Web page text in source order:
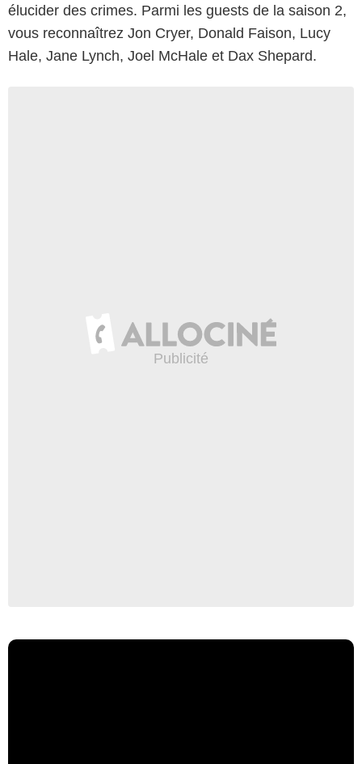
élucider des crimes. Parmi les guests de la saison 2,
vous reconnaîtrez Jon Cryer, Donald Faison, Lucy
Hale, Jane Lynch, Joel McHale et Dax Shepard.